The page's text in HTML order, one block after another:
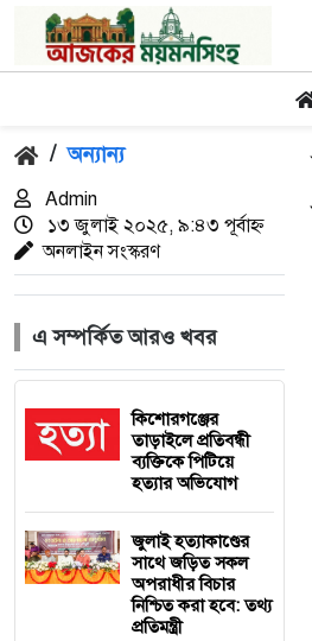
/ অন্যান্য
Admin
১৩ জুলাই ২০২৫, ৯:৪৩ পূর্বাহ্ন
অনলাইন সংস্করণ
এ সম্পর্কিত আরও খবর
কিশোরগঞ্জের
তাড়াইলে প্রতিবন্ধী
ব্যক্তিকে পিটিয়ে
হত্যার অভিযোগ
জুলাই হত্যাকাণ্ডের
সাথে জড়িত সকল
অপরাধীর বিচার
নিশ্চিত করা হবে: তথ্য
প্রতিমন্ত্রী